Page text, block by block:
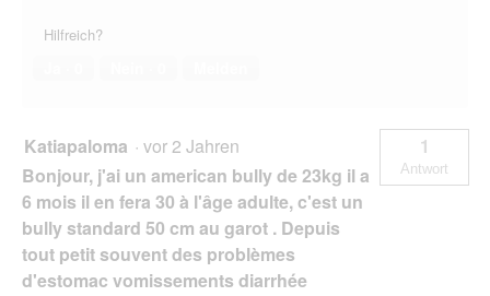
Hilfreich?
Katiapaloma · vor 2 Jahren
Bonjour, j'ai un american bully de 23kg il a
6 mois il en fera 30 à l'âge adulte, c'est un
bully standard 50 cm au garot . Depuis
tout petit souvent des problèmes
d'estomac vomissements diarrhée
1
Antwort